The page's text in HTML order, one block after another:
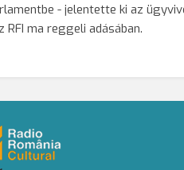
- jelentette ki az
RFI ma reggeli adásában.